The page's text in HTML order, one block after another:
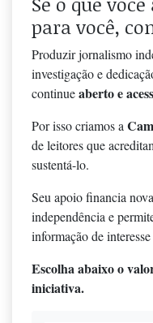
para você,
Produzir jornalismo
investigação e
continueaberto e
Por isso criamos a
de leitores que
sustentá-lo.
Seu apoio financia
independência e
informação de
Escolha abaixo o
iniciativa.